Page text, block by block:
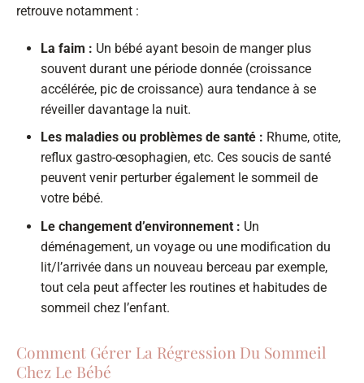
retrouve notamment :
La faim : Un bébé ayant besoin de manger plus
souvent durant une période donnée (croissance
accélérée, pic de croissance) aura tendance à se
réveiller davantage la nuit.
Les maladies ou problèmes de santé : Rhume, otite,
reflux gastro-œsophagien, etc. Ces soucis de santé
peuvent venir perturber également le sommeil de
votre bébé.
Le changement d’environnement : Un
déménagement, un voyage ou une modification du
lit/l’arrivée dans un nouveau berceau par exemple,
tout cela peut affecter les routines et habitudes de
sommeil chez l’enfant.
Comment Gérer La Régression Du Sommeil
Chez Le Bébé